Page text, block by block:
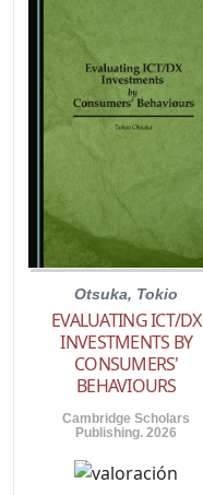
Otsuka, Tokio
EVALUATING ICT/DX
INVESTMENTS BY
CONSUMERS'
BEHAVIOURS
Cambridge Scholars
Publishing. 2026